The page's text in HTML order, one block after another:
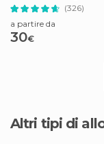
(326)
a partire da
30€
Altri tipi di